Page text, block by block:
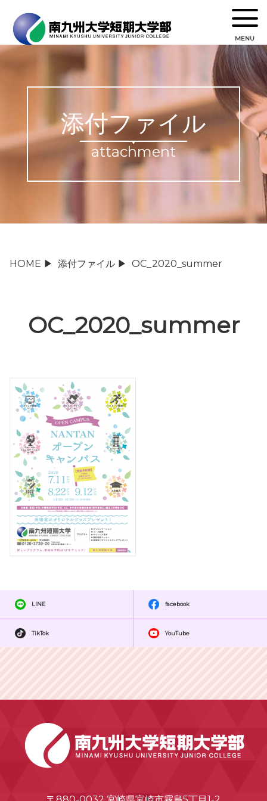
MENU
添付ファイル
attachment
HOME ▶ 添付ファイル ▶ OC_2020_summer
OC_2020_summer
LINE facebook
TikTok YouTube